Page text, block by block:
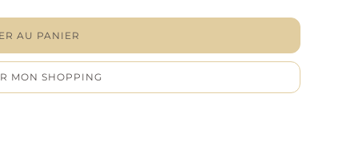
“Noeud”
–
de
zirconium
–
AU PANIER
MON SHOPPING